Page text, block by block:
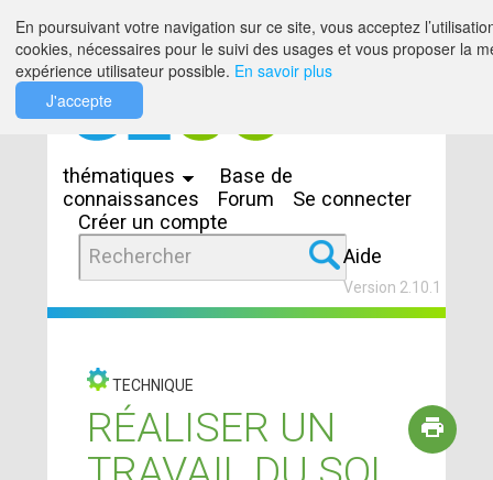
thématiques
Base de
connaissances
Forum
Se connecter
Créer un compte
Aide
Version 2.10.1
TECHNIQUE
RÉALISER UN
En poursuivant votre navigation sur ce site, vous acceptez
cookies, nécessaires pour le suivi des usages et vous proposer la
expérience utilisateur possible. En savoir plus
J'accepte